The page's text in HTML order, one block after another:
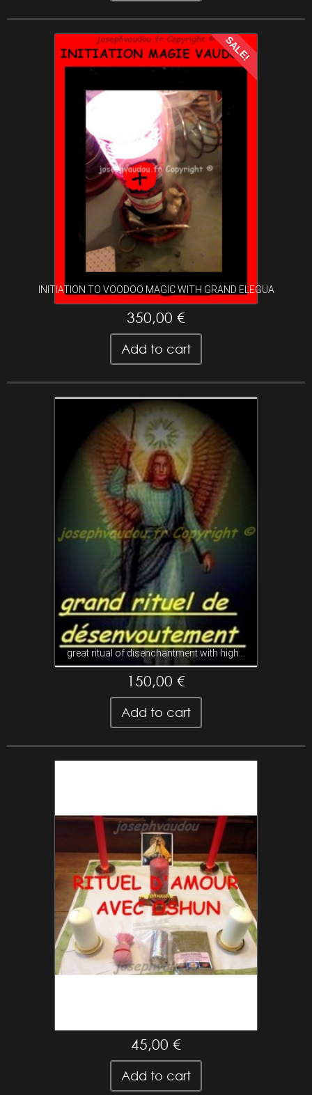
SALE!
INITIATION TO VOODOO MAGIC WITH GRAND ELEGUA
350,00 €
Add to cart
great ritual of disenchantment with high...
150,00 €
Add to cart
45,00 €
Add to cart